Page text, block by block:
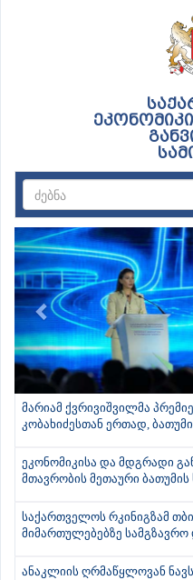
Previous
მარიამ ქვრივიშვილმა
კობახიძესთან ერთად,
ეკონომიკისა და მდგრადი
მთავრობის მეთაური ბათუმის
საქართველოს რკინიგზამ
მიმართულებებზე
ანაკლიის ღრმაწყლოვან